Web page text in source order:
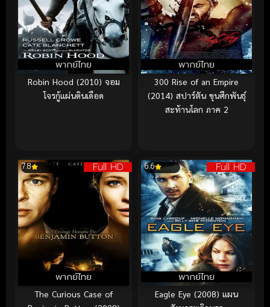
พากย์ไทย
Robin Hood (2010) จอม
โจรกู้แผ่นดินเดือด
พากย์ไทย
300 Rise of an Empire
(2014) สปาร์ตัน ขุนศึกพันธุ์
สะท้านโลก ภาค 2
Full HD
พากย์ไทย
7.8
The Curious Case of
Full HD
พากย์ไทย
6.6
Eagle Eye (2008) แผน